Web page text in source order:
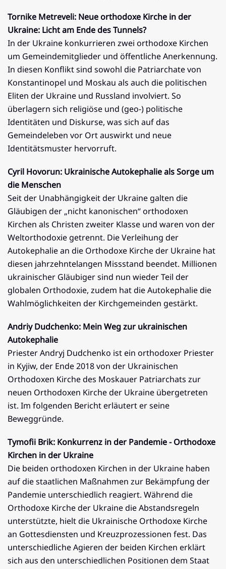
Tornike Metreveli: Neue orthodoxe Kirche in der
Ukraine: Licht am Ende des Tunnels?
In der Ukraine konkurrieren zwei orthodoxe Kirchen
um Gemeindemitglieder und öffentliche Anerkennung.
In diesen Konflikt sind sowohl die Patriarchate von
Konstantinopel und Moskau als auch die politischen
Eliten der Ukraine und Russland involviert. So
überlagern sich religiöse und (geo-) politische
Identitäten und Diskurse, was sich auf das
Gemeindeleben vor Ort auswirkt und neue
Identitätsmuster hervorruft.
Cyril Hovorun: Ukrainische Autokephalie als Sorge um
die Menschen
Seit der Unabhängigkeit der Ukraine galten die
Gläubigen der „nicht kanonischen“ orthodoxen
Kirchen als Christen zweiter Klasse und waren von der
Weltorthodoxie getrennt. Die Verleihung der
Autokephalie an die Orthodoxe Kirche der Ukraine hat
diesen jahrzehntelangen Missstand beendet. Millionen
ukrainischer Gläubiger sind nun wieder Teil der
globalen Orthodoxie, zudem hat die Autokephalie die
Wahlmöglichkeiten der Kirchgemeinden gestärkt.
Andriy Dudchenko: Mein Weg zur ukrainischen
Autokephalie
Priester Andryj Dudchenko ist ein orthodoxer Priester
in Kyjiw, der Ende 2018 von der Ukrainischen
Orthodoxen Kirche des Moskauer Patriarchats zur
neuen Orthodoxen Kirche der Ukraine übergetreten
ist. Im folgenden Bericht erläutert er seine
Beweggründe.
Tymofii Brik: Konkurrenz in der Pandemie - Orthodoxe
Kirchen in der Ukraine
Die beiden orthodoxen Kirchen in der Ukraine haben
auf die staatlichen Maßnahmen zur Bekämpfung der
Pandemie unterschiedlich reagiert. Während die
Orthodoxe Kirche der Ukraine die Abstandsregeln
unterstützte, hielt die Ukrainische Orthodoxe Kirche
an Gottesdiensten und Kreuzprozessionen fest. Das
unterschiedliche Agieren der beiden Kirchen erklärt
sich aus den unterschiedlichen Positionen dem Staat